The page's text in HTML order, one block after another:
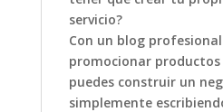
servicio?
Con un blog
promocionar productos
puedes construir un
simplemente